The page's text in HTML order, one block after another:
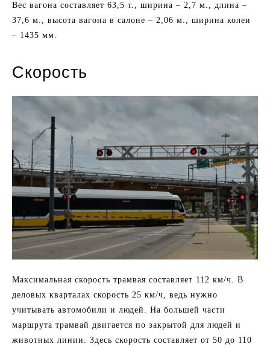
Вес вагона составляет 63,5 т., ширина – 2,7 м., длина –
37,6 м., высота вагона в салоне – 2,06 м., ширина колеи
– 1435 мм.
Скорость
Максимальная скорость трамвая составляет 112 км/ч. В
деловых кварталах скорость 25 км/ч, ведь нужно
учитывать автомобили и людей. На большей части
маршрута трамвай двигается по закрытой для людей и
животных линии. Здесь скорость составляет от 50 до 110